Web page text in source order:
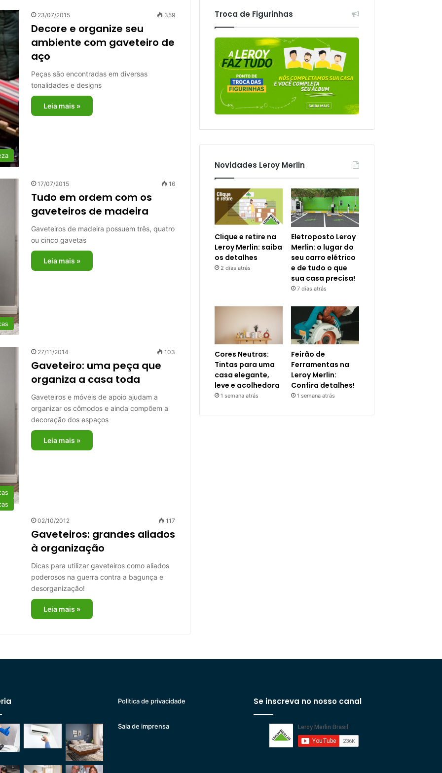
23/07/2015 359
Decore e organize seu
ambiente com gaveteiro de
aço
Peças são encontradas em diversas
tonalidades e designs
Leia mais »
17/07/2015 16
Tudo em ordem com os
gaveteiros de madeira
Gaveteiros de madeira possuem três, quatro
ou cinco gavetas
Leia mais »
27/11/2014 103
Gaveteiro: uma peça que
organiza a casa toda
Gaveteiros e móveis de apoio ajudam a
organizar os cômodos e ainda compõem a
decoração dos espaços
Leia mais »
02/10/2012 117
Gaveteiros: grandes aliados
à organização
Dicas para utilizar gaveteiros como aliados
poderosos na guerra contra a bagunça e
desorganização!
Leia mais »
Troca de Figurinhas
Novidades Leroy Merlin
Clique e retire na
Leroy Merlin: saiba
os detalhes
2 dias atrás
Eletroposto Leroy
Merlin: o lugar do
seu carro elétrico
e de tudo o que
sua casa precisa!
7 dias atrás
Cores Neutras:
Tintas para uma
casa elegante,
leve e acolhedora
1 semana atrás
Feirão de
Ferramentas na
Leroy Merlin:
Confira detalhes!
1 semana atrás
Politica de privacidade
Sala de imprensa
Se inscreva no nosso canal